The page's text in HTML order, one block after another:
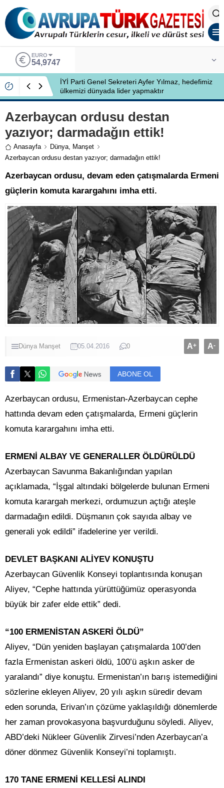
EURO
54,9747
İYİ Parti Genel Sekreteri Ayfer Yılmaz, hedefimiz
ülkemizi dünyada lider yapmaktır
Azerbaycan ordusu destan
yazıyor; darmadağın ettik!
Anasayfa Dünya, Manşet
Azerbaycan ordusu destan yazıyor; darmadağın ettik!
Azerbaycan ordusu, devam eden çatışmalarda Ermeni
güçlerin komuta karargahını imha etti.
Dünya Manşet 05.04.2016 0 A+ A-
ABONE OL
Azerbaycan ordusu, Ermenistan-Azerbaycan cephe
hattında devam eden çatışmalarda, Ermeni güçlerin
komuta karargahını imha etti.
ERMENİ ALBAY VE GENERALLER ÖLDÜRÜLDÜ
Azerbaycan Savunma Bakanlığından yapılan
açıklamada, “İşgal altındaki bölgelerde bulunan Ermeni
komuta karargah merkezi, ordumuzun açtığı ateşle
darmadağın edildi. Düşmanın çok sayıda albay ve
generali yok edildi” ifadelerine yer verildi.
DEVLET BAŞKANI ALİYEV KONUŞTU
Azerbaycan Güvenlik Konseyi toplantısında konuşan
Aliyev, “Cephe hattında yürüttüğümüz operasyonda
büyük bir zafer elde ettik” dedi.
“100 ERMENİSTAN ASKERİ ÖLDÜ”
Aliyev, “Dün yeniden başlayan çatışmalarda 100’den
fazla Ermenistan askeri öldü, 100’ü aşkın asker de
yaralandı” diye konuştu. Ermenistan’ın barış istemediğini
sözlerine ekleyen Aliyev, 20 yılı aşkın süredir devam
eden sorunda, Erivan’ın çözüme yaklaşıldığı dönemlerde
her zaman provokasyona başvurduğunu söyledi. Aliyev,
ABD’deki Nükleer Güvenlik Zirvesi’nden Azerbaycan’a
döner dönmez Güvenlik Konseyi’ni toplamıştı.
170 TANE ERMENİ KELLESİ ALINDI